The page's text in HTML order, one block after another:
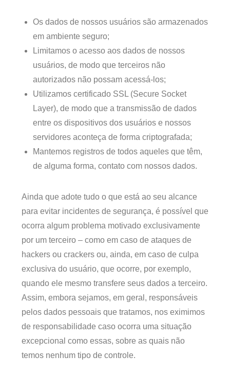
Os dados de nossos usuários são armazenados
em ambiente seguro;
Limitamos o acesso aos dados de nossos
usuários, de modo que terceiros não
autorizados não possam acessá-los;
Utilizamos certificado SSL (Secure Socket
Layer), de modo que a transmissão de dados
entre os dispositivos dos usuários e nossos
servidores aconteça de forma criptografada;
Mantemos registros de todos aqueles que têm,
de alguma forma, contato com nossos dados.
Ainda que adote tudo o que está ao seu alcance
para evitar incidentes de segurança, é possível que
ocorra algum problema motivado exclusivamente
por um terceiro – como em caso de ataques de
hackers ou crackers ou, ainda, em caso de culpa
exclusiva do usuário, que ocorre, por exemplo,
quando ele mesmo transfere seus dados a terceiro.
Assim, embora sejamos, em geral, responsáveis
pelos dados pessoais que tratamos, nos eximimos
de responsabilidade caso ocorra uma situação
excepcional como essas, sobre as quais não
temos nenhum tipo de controle.